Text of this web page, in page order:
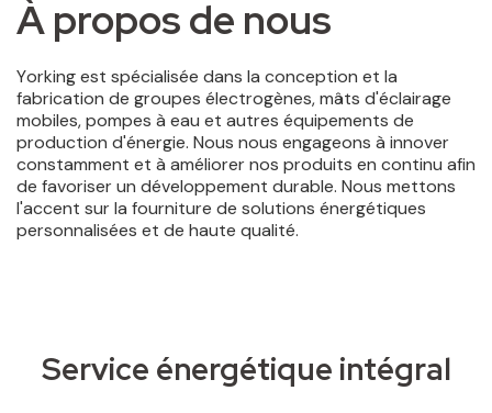
À propos de nous
Service énergétique intégral